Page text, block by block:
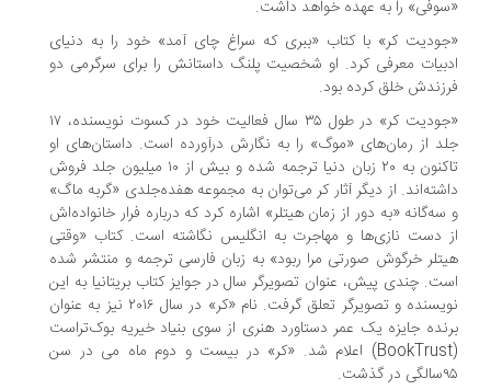
«سوفی» را به عهده خواهد داشت.
«جودیت کر» با کتاب «ببری که سراغ چای آمد» خود را به دنیای
ادبیات معرفی کرد. او شخصیت پلنگ داستانش را برای سرگرمی دو
فرزندش خلق کرده بود.
«جودیت کر» در طول ۳۵ سال فعالیت خود در کسوت نویسنده، ۱۷
جلد از رمان‌های «موگ» را به نگارش درآورده است. داستان‌های او
تاکنون به ۲۰ زبان دنیا ترجمه شده و بیش از ۱۰ میلیون جلد فروش
داشته‌اند. از دیگر آثار کر می‌توان به مجموعه هفده‌جلدی «گربه ماگ»‌
و سه‌گانه «به دور از زمان هیتلر» اشاره کرد که درباره فرار خانواده‌اش
از دست نازی‌ها و مهاجرت به انگلیس نگاشته است. کتاب «وقتی
هیتلر خرگوش صورتی مرا ربود» به زبان فارسی ترجمه و منتشر شده
است. چندی پیش، عنوان تصویرگر سال در جوایز کتاب بریتانیا به این
نویسنده و تصویرگر تعلق گرفت. نام «کر» در سال ۲۰۱۶ نیز به عنوان
برنده جایزه یک عمر دستاورد هنری از سوی بنیاد خیریه بوک‌تراست
(BookTrust) اعلام شد. «‌کر» در بیست و دوم ماه می در سن
۹۵سالگی در گذشت.